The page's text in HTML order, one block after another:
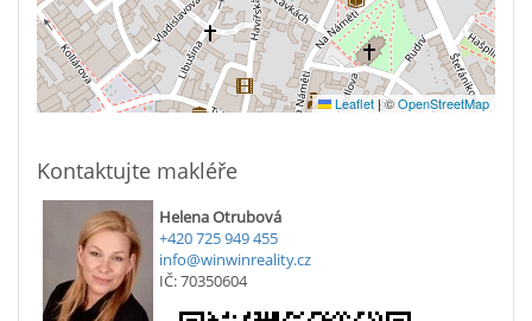
Leaflet|©OpenStreetMap
Kontaktujte makléře
Helena Otrubová
+420 725 949 455
info@winwinreality.cz
IČ: 70350604